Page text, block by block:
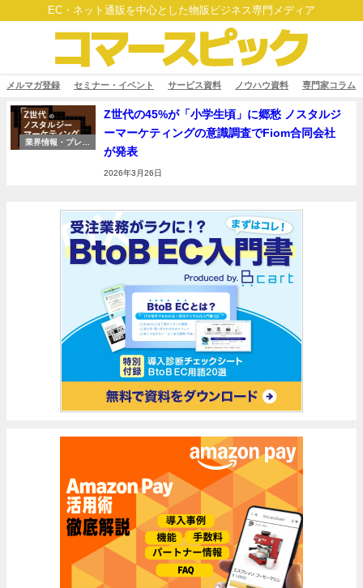
EC・ネット通販を中心とした物販ビジネス専門メディア
メルマガ登録 セミナー・イベント サービス資料 ノウハウ資料 専門家コラム
業界情報・プレス
Z世代の45%が「小学生頃」に郷愁 ノスタルジ
ーマーケティングの意識調査でFiom合同会社
が発表
2026年3月26日